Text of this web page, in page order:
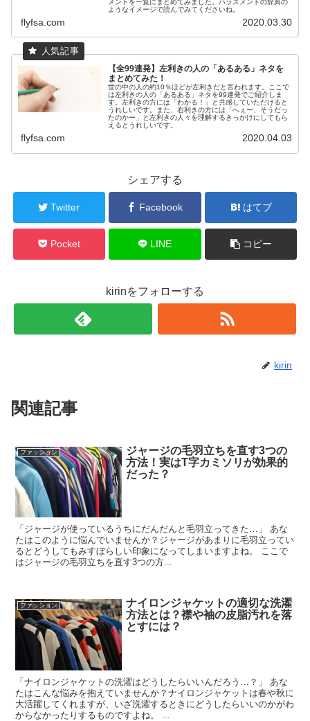
メントを一覧にまとめてみました。ハラスメントの辞典の
ようなイメージで読んでみてくださいね。
flyfsa.com 2020.03.30
【全99連発】左利きの人の「あるある」ネタを
まとめてみた！
世の中の人の約10％ほどが左利きだと言われます。ここで
は左利きの人の「あるある」ネタを99連発でご紹介しま
す。左利きの方には「わかる！」と共感していただけると
うれしいです。また、右利きの方には「へぇー、そうだっ
たのかー」と左利きの人々を理解するきっかけにしてもら
えるとうれしいです。
flyfsa.com 2020.04.03
シェアする
Twitter Facebook はてブ
Pocket LINE コピー
kirinをフォローする
kirin
関連記事
ファッション
ジャージの毛羽立ちを直す3つの
方法！実はT字カミソリが効果的
だった？
「ジャージが使っているうちにだんだんと毛羽立ってきた…」 あな
たはこのように悩んでいませんか？ジャージがあまりに毛羽立ってい
るとどうしてもみすぼらしい印象になってしまいますよね。 ここで
はジャージの毛羽立ちを直す3つの方...
ファッション
ナイロンジャケットの適切な洗濯
方法とは？襟や袖の皮脂汚れを落
とすには？
「ナイロンジャケットの洗濯はどうしたらいいんだろう…？」 あな
たはこんな悩みを抱えていませんか？ナイロンジャケットは春や秋に
大活躍してくれますが、いざ洗濯するときにどうしたらいいのかがわ
からなかったりするものですよね。 ...